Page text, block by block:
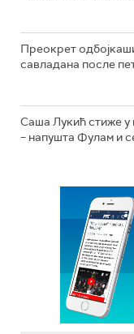
Преокрет
савладана после
Саша Лукић стиже у
– напушта Фулам и